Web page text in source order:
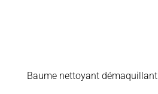
Baume nettoyant démaquillant